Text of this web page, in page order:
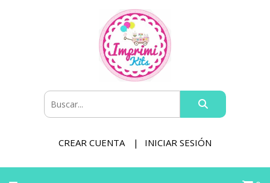
CREAR CUENTA INICIAR SESIÓN